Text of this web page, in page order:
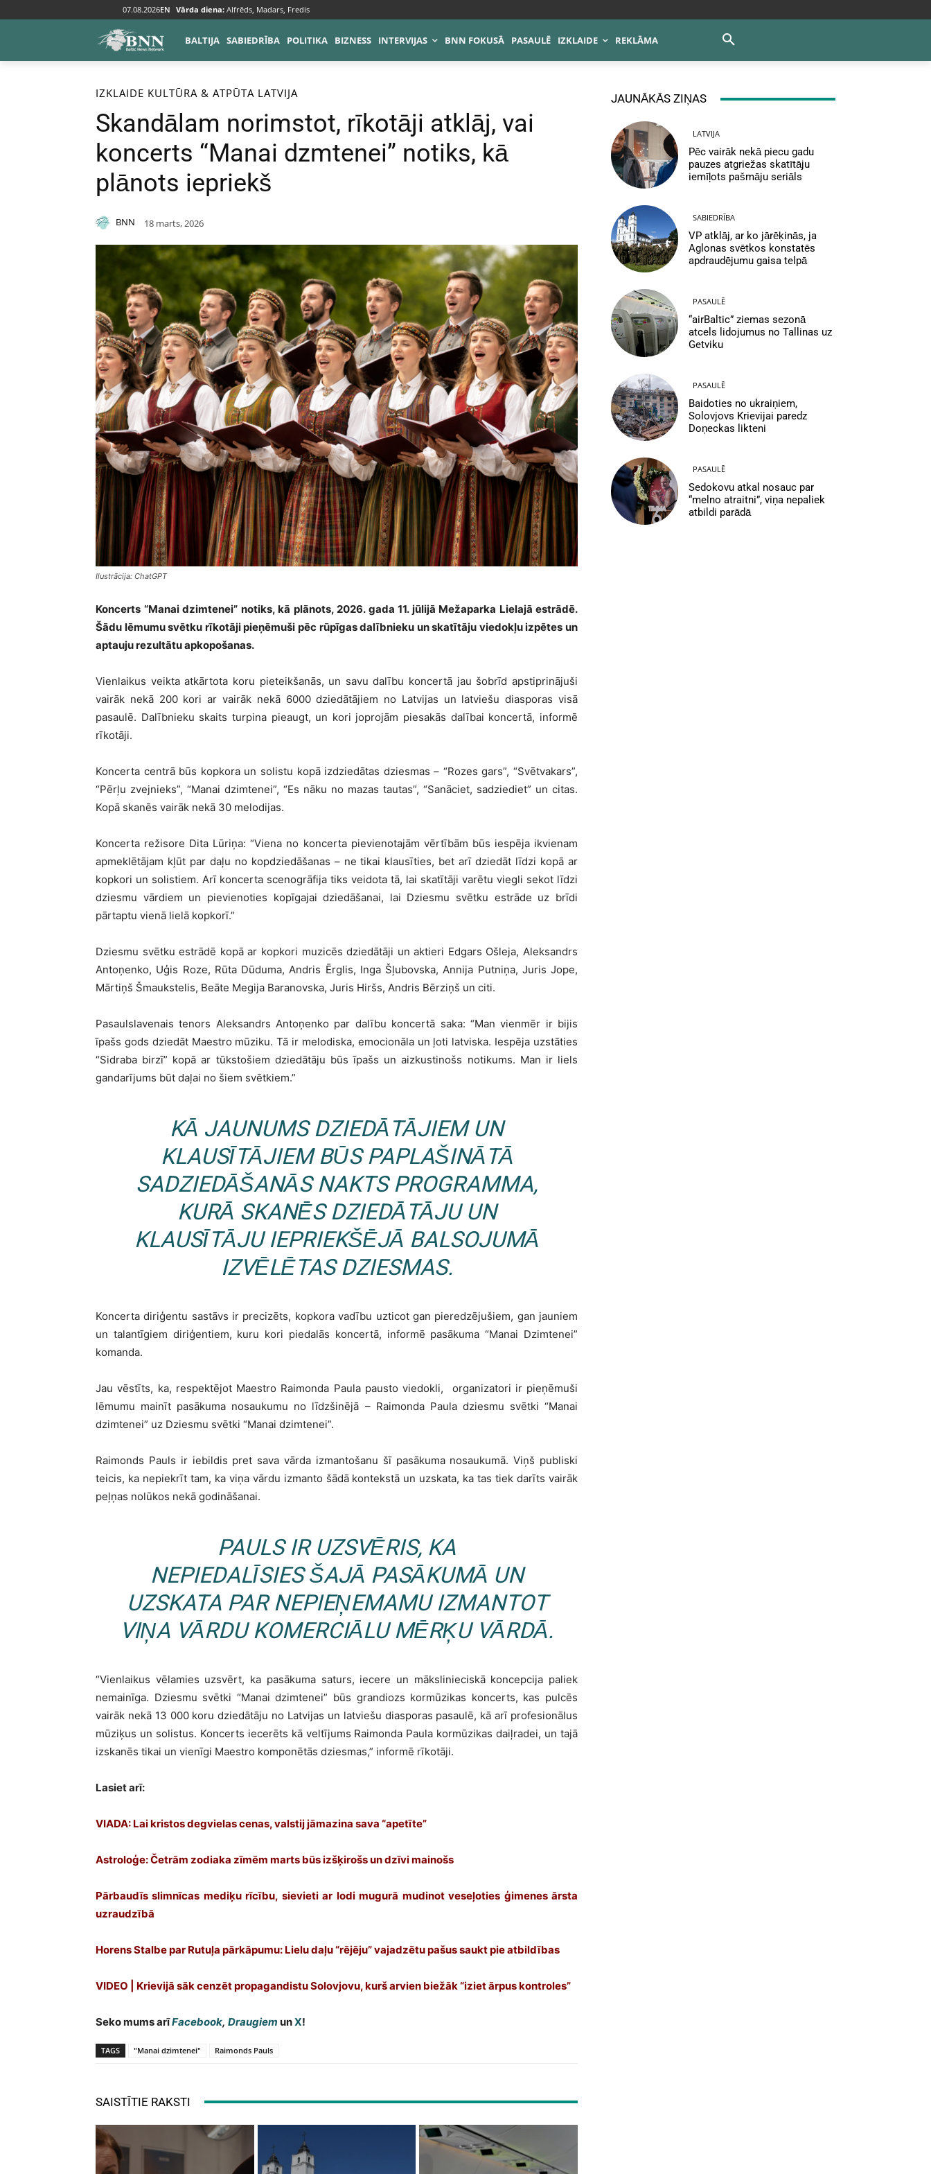
07.08.2026EN Vārda diena: Alfrēds, Madars, Fredis
BALTIJA SABIEDRĪBA POLITIKA BIZNESS INTERVIJAS BNN FOKUSĀ PASAULĒ IZKLAIDE REKLĀMA
Sākums Izklaide
IZKLAIDE KULTŪRA & ATPŪTA LATVIJA
Skandālam norimstot, rīkotāji atklāj, vai
koncerts “Manai dzmtenei” notiks, kā
plānots iepriekš
BNN 18 marts, 2026
Ilustrācija: ChatGPT
Koncerts “Manai dzimtenei” notiks, kā plānots, 2026. gada 11. jūlijā Mežaparka Lielajā estrādē.
Šādu lēmumu svētku rīkotāji pieņēmuši pēc rūpīgas dalībnieku un skatītāju viedokļu izpētes un
aptauju rezultātu apkopošanas.
Vienlaikus veikta atkārtota koru pieteikšanās, un savu dalību koncertā jau šobrīd apstiprinājuši
vairāk nekā 200 kori ar vairāk nekā 6000 dziedātājiem no Latvijas un latviešu diasporas visā
pasaulē. Dalībnieku skaits turpina pieaugt, un kori joprojām piesakās dalībai koncertā, informē
rīkotāji.
Koncerta centrā būs kopkora un solistu kopā izdziedātas dziesmas – “Rozes gars”, “Svētvakars”,
“Pērļu zvejnieks”, “Manai dzimtenei”, “Es nāku no mazas tautas”, “Sanāciet, sadziediet” un citas.
Kopā skanēs vairāk nekā 30 melodijas.
Koncerta režisore Dita Lūriņa: “Viena no koncerta pievienotajām vērtībām būs iespēja ikvienam
apmeklētājam kļūt par daļu no kopdziedāšanas – ne tikai klausīties, bet arī dziedāt līdzi kopā ar
kopkori un solistiem. Arī koncerta scenogrāfija tiks veidota tā, lai skatītāji varētu viegli sekot līdzi
dziesmu vārdiem un pievienoties kopīgajai dziedāšanai, lai Dziesmu svētku estrāde uz brīdi
pārtaptu vienā lielā kopkorī.”
Dziesmu svētku estrādē kopā ar kopkori muzicēs dziedātāji un aktieri Edgars Ošleja, Aleksandrs
Antoņenko, Uģis Roze, Rūta Dūduma, Andris Ērglis, Inga Šļubovska, Annija Putniņa, Juris Jope,
Mārtiņš Šmaukstelis, Beāte Megija Baranovska, Juris Hiršs, Andris Bērziņš un citi.
Pasaulslavenais tenors Aleksandrs Antoņenko par dalību koncertā saka: “Man vienmēr ir bijis
īpašs gods dziedāt Maestro mūziku. Tā ir melodiska, emocionāla un ļoti latviska. Iespēja uzstāties
“Sidraba birzī” kopā ar tūkstošiem dziedātāju būs īpašs un aizkustinošs notikums. Man ir liels
gandarījums būt daļai no šiem svētkiem.”
KĀ JAUNUMS DZIEDĀTĀJIEM UN
KLAUSĪTĀJIEM BŪS PAPLAŠINĀTĀ
SADZIEDĀŠANĀS NAKTS PROGRAMMA,
KURĀ SKANĒS DZIEDĀTĀJU UN
KLAUSĪTĀJU IEPRIEKŠĒJĀ BALSOJUMĀ
IZVĒLĒTAS DZIESMAS.
Koncerta diriģentu sastāvs ir precizēts, kopkora vadību uzticot gan pieredzējušiem, gan jauniem
un talantīgiem diriģentiem, kuru kori piedalās koncertā, informē pasākuma “Manai Dzimtenei”
komanda.
Jau vēstīts, ka, respektējot Maestro Raimonda Paula pausto viedokli, organizatori ir pieņēmuši
lēmumu mainīt pasākuma nosaukumu no līdzšinējā – Raimonda Paula dziesmu svētki “Manai
dzimtenei” uz Dziesmu svētki “Manai dzimtenei”.
Raimonds Pauls ir iebildis pret sava vārda izmantošanu šī pasākuma nosaukumā. Viņš publiski
teicis, ka nepiekrīt tam, ka viņa vārdu izmanto šādā kontekstā un uzskata, ka tas tiek darīts vairāk
peļņas nolūkos nekā godināšanai.
PAULS IR UZSVĒRIS, KA
NEPIEDALĪSIES ŠAJĀ PASĀKUMĀ UN
UZSKATA PAR NEPIEŅEMAMU IZMANTOT
VIŅA VĀRDU KOMERCIĀLU MĒRĶU VĀRDĀ.
“Vienlaikus vēlamies uzsvērt, ka pasākuma saturs, iecere un mākslinieciskā koncepcija paliek
nemainīga. Dziesmu svētki “Manai dzimtenei” būs grandiozs kormūzikas koncerts, kas pulcēs
vairāk nekā 13 000 koru dziedātāju no Latvijas un latviešu diasporas pasaulē, kā arī profesionālus
mūziķus un solistus. Koncerts iecerēts kā veltījums Raimonda Paula kormūzikas daiļradei, un tajā
izskanēs tikai un vienīgi Maestro komponētās dziesmas,” informē rīkotāji.
Lasiet arī:
VIADA: Lai kristos degvielas cenas, valstij jāmazina sava “apetīte”
Astroloģe: Četrām zodiaka zīmēm marts būs izšķirošs un dzīvi mainošs
Pārbaudīs slimnīcas mediķu rīcību, sievieti ar lodi mugurā mudinot veseļoties ģimenes ārsta
uzraudzībā
Horens Stalbe par Rutuļa pārkāpumu: Lielu daļu “rējēju” vajadzētu pašus saukt pie atbildības
VIDEO | Krievijā sāk cenzēt propagandistu Solovjovu, kurš arvien biežāk “iziet ārpus kontroles”
Seko mums arīFacebook, Draugiem unX!
TAGS "Manai dzimtenei" Raimonds Pauls
SAISTĪTIE RAKSTI
JAUNĀKĀS ZIŅAS
LATVIJA
Pēc vairāk nekā piecu gadu
pauzes atgriežas skatītāju
iemīļots pašmāju seriāls
SABIEDRĪBA
VP atklāj, ar ko jārēķinās, ja
Aglonas svētkos konstatēs
apdraudējumu gaisa telpā
PASAULĒ
“airBaltic” ziemas sezonā
atcels lidojumus no Tallinas uz
Getviku
PASAULĒ
Baidoties no ukraiņiem,
Solovjovs Krievijai paredz
Doņeckas likteni
PASAULĒ
Sedokovu atkal nosauc par
“melno atraitni”, viņa nepaliek
atbildi parādā